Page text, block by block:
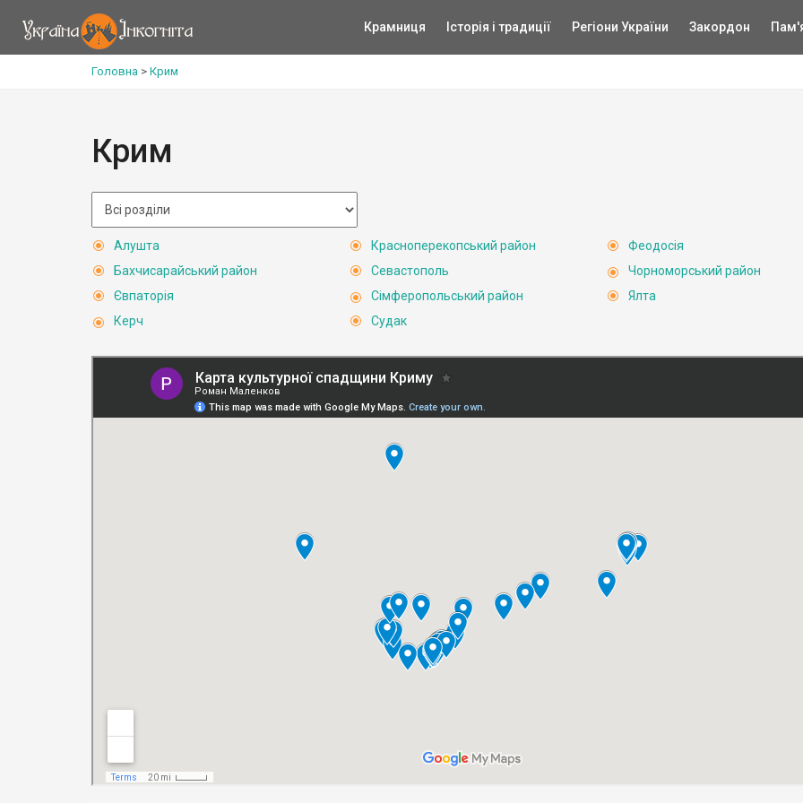
Крамниця Історія і традиції Регіони України Закордон
Головна > Крим
Крим
Алушта
Бахчисарайський район
Євпаторія
Керч
Красноперекопський район
Севастополь
Сімферопольський район
Судак
Феодосія
Чорноморський район
Ялта